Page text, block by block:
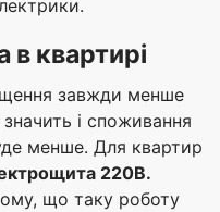
в квартирі
завжди менше
і споживання
менше. Для квартир
220В.
що таку роботу